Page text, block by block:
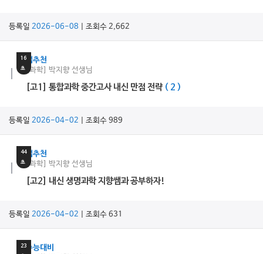
등록일 2026-06-08 | 조회수 2,662
16
초
쌤추천
[과학] 박지향 선생님
[고1] 통합과학 중간고사 내신 만점 전략 ( 2 )
등록일 2026-04-02 | 조회수 989
44
초
쌤추천
[과학] 박지향 선생님
[고2] 내신 생명과학 지향쌤과 공부하자!
등록일 2026-04-02 | 조회수 631
23수능대비